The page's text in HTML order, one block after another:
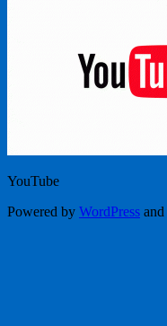
YouTube
Powered by WordPress and